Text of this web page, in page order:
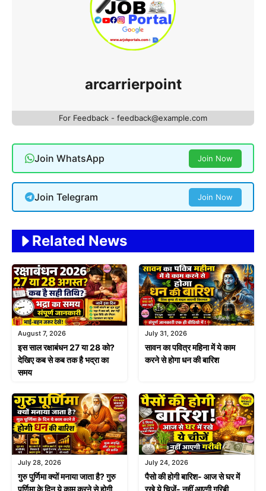
arcarrierpoint
For Feedback - feedback@example.com
Join WhatsApp Join Now
Join Telegram Join Now
Related News
August 7, 2026
इस साल रक्षाबंधन 27 या 28 को?
देखिए कब से कब तक है भद्रा का
समय
July 31, 2026
सावन का पवित्र महिना में ये काम
करने से होगा धन की बारिश
July 28, 2026
गुरु पुर्णिमा क्यों मनाया जाता है? गुरु
July 24, 2026
पैसो की होगी बारिश- आज से घर में